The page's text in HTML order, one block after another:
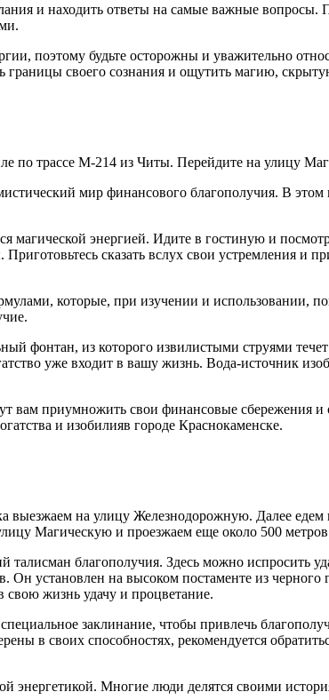
и находить ответы на самые важные
поэтому будьте осторожны и уважительно
своего сознания и ощутить магию,
по трассе М-214 из Читы. Перейдите на улицу
мир финансового благополучия. В этом
энергией. Идите в гостиную и
сказать вслух свои устремления и
которые, при изучении и использовании,
фонтан, из которого извилистыми струями
уже входит в вашу жизнь. Вода-источник
вам приумножить свои финансовые сбережения
и изобилияв городе Краснокаменске.
выезжаем на улицу Железнодорожную. Далее
Магическую и проезжаем еще около 500
благополучия. Здесь можно испросить
Он установлен на высоком постаменте из
свою жизнь удачу и процветание.
заклинание, чтобы привлечь
в своих способностях, рекомендуется
энергетикой. Многие люди делятся своими